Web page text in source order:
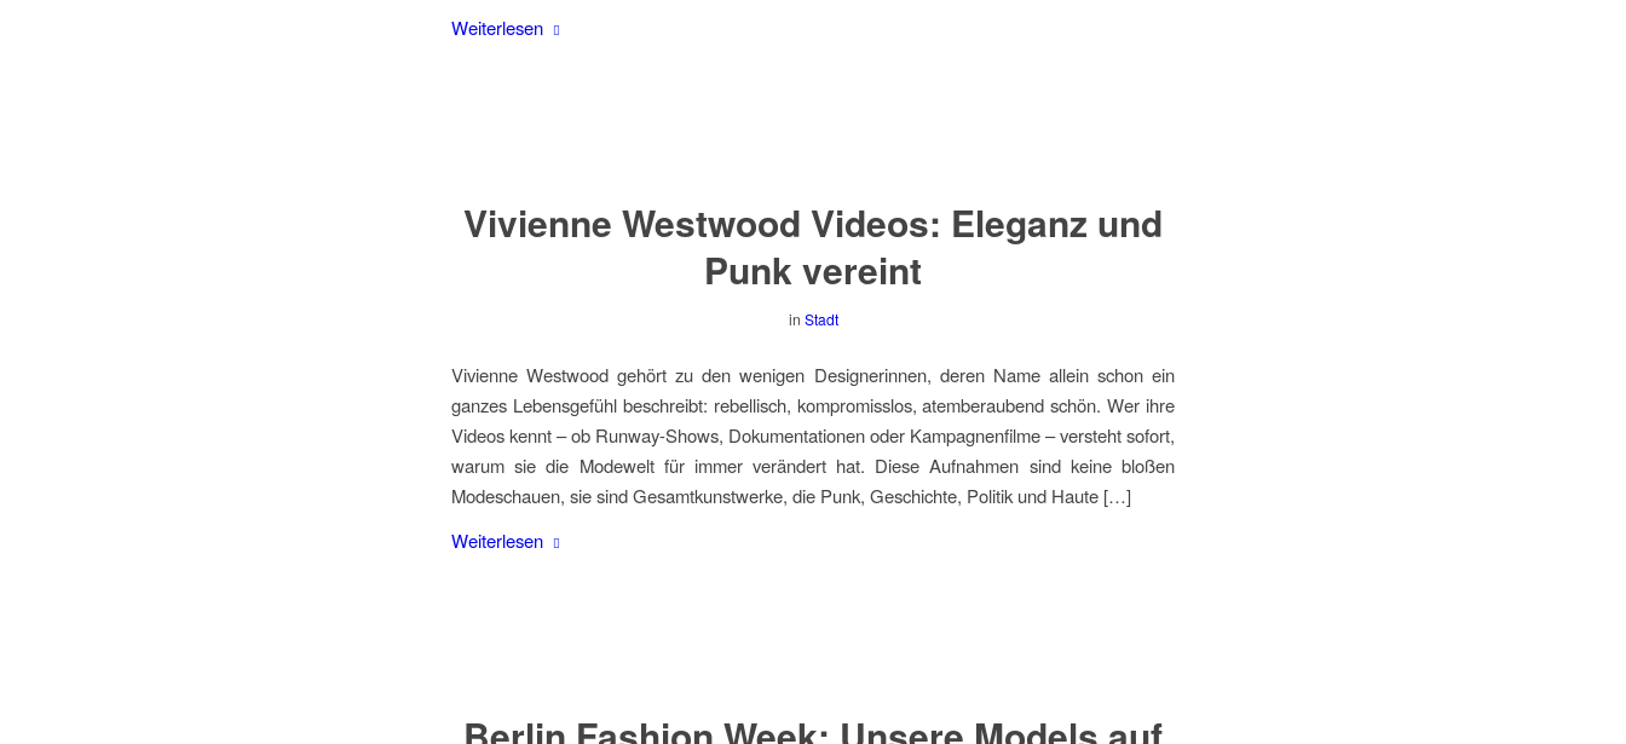
Weiterlesen
Vivienne Westwood Videos: Eleganz und
Punk vereint
in Stadt
Vivienne Westwood gehört zu den wenigen Designerinnen, deren Name allein schon ein
ganzes Lebensgefühl beschreibt: rebellisch, kompromisslos, atemberaubend schön. Wer ihre
Videos kennt – ob Runway-Shows, Dokumentationen oder Kampagnenfilme – versteht sofort,
warum sie die Modewelt für immer verändert hat. Diese Aufnahmen sind keine bloßen
Modeschauen, sie sind Gesamtkunstwerke, die Punk, Geschichte, Politik und Haute […]
Weiterlesen